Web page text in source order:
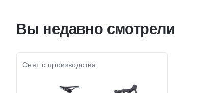
Диаметр
28 дюймов
Артикул: 1129394
Вы недавно смотрели
Снят с производства